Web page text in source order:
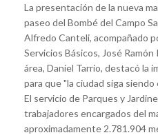
La presentación de la nueva
paseo del Bombé del Campo
Alfredo Canteli, acompañado
Servicios Básicos, José
área, Daniel Tarrio, destacó la
para que "la ciudad siga siendo
El servicio de Parques y
trabajadores encargados del
aproximadamente 2.781.904